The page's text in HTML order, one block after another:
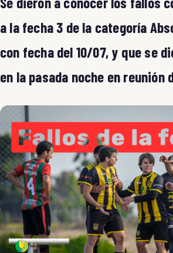
a la fecha 3 de la categoría
con fecha del 10/07, y que se
en la pasada noche en reunión